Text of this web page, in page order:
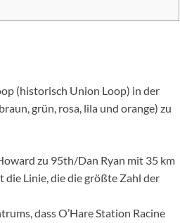
(historisch Union Loop) in der
grün, rosa, lila und orange) zu
zu 95th/Dan Ryan mit 35 km
die Linie, die die größte Zahl der
dass O’Hare Station Racine